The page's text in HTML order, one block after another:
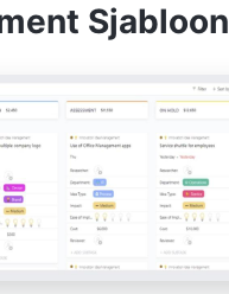
Sjabloon